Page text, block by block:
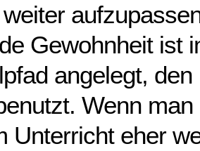
Gewohnheit ist
angelegt,
Wenn
Unterricht eher